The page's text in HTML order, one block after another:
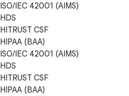
ISO/IEC 42001 (AIMS)
HDS
HITRUST CSF
HIPAA (BAA)
ISO/IEC 42001 (AIMS)
HDS
HITRUST CSF
HIPAA (BAA)